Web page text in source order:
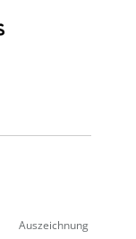
Auszeichnung